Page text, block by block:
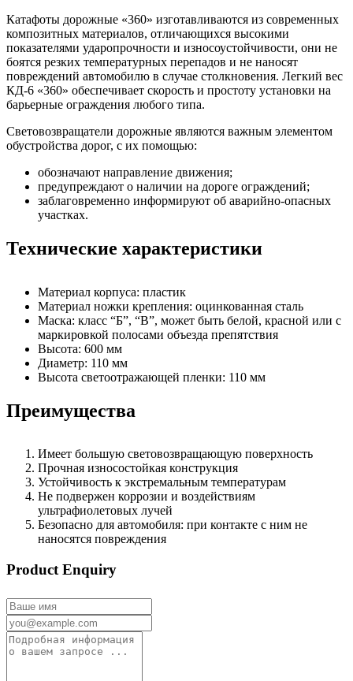
Катафоты дорожные «360» изготавливаются из современных
композитных материалов, отличающихся высокими
показателями ударопрочности и износоустойчивости, они не
боятся резких температурных перепадов и не наносят
повреждений автомобилю в случае столкновения. Легкий вес
КД-6 «360» обеспечивает скорость и простоту установки на
барьерные ограждения любого типа.
Световозвращатели дорожные являются важным элементом
обустройства дорог, с их помощью:
обозначают направление движения;
предупреждают о наличии на дороге ограждений;
заблаговременно информируют об аварийно-опасных
участках.
Технические характеристики
Материал корпуса: пластик
Материал ножки крепления: оцинкованная сталь
Маска: класс “Б”, “В”, может быть белой, красной или с
маркировкой полосами объезда препятствия
Высота: 600 мм
Диаметр: 110 мм
Высота светоотражающей пленки: 110 мм
Преимущества
Имеет большую световозвращающую поверхность
Прочная износостойкая конструкция
Устойчивость к экстремальным температурам
Не подвержен коррозии и воздействиям
ультрафиолетовых лучей
Безопасно для автомобиля: при контакте с ним не
наносятся повреждения
Product Enquiry